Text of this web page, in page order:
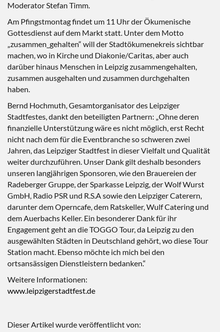
Moderator Stefan Timm.
Am Pfingstmontag findet um 11 Uhr der Ökumenische
Gottesdienst auf dem Markt statt. Unter dem Motto
„zusammen_gehalten“ will der Stadtökumenekreis sichtbar
machen, wo in Kirche und Diakonie/Caritas, aber auch
darüber hinaus Menschen in Leipzig zusammengehalten,
zusammen ausgehalten und zusammen durchgehalten
haben.
Bernd Hochmuth, Gesamtorganisator des Leipziger
Stadtfestes, dankt den beteiligten Partnern: „Ohne deren
finanzielle Unterstützung wäre es nicht möglich, erst Recht
nicht nach dem für die Eventbranche so schweren zwei
Jahren, das Leipziger Stadtfest in dieser Vielfalt und Qualität
weiter durchzuführen. Unser Dank gilt deshalb besonders
unseren langjährigen Sponsoren, wie den Brauereien der
Radeberger Gruppe, der Sparkasse Leipzig, der Wolf Wurst
GmbH, Radio PSR und R.S.A sowie den Leipziger Caterern,
darunter dem Operncafe, dem Ratskeller, Wulf Catering und
dem Auerbachs Keller. Ein besonderer Dank für ihr
Engagement geht an die TOGGO Tour, da Leipzig zu den
ausgewählten Städten in Deutschland gehört, wo diese Tour
Station macht. Ebenso möchte ich mich bei den
ortsansässigen Dienstleistern bedanken.“
Weitere Informationen:
www.leipzigerstadtfest.de
Dieser Artikel wurde veröffentlicht von: